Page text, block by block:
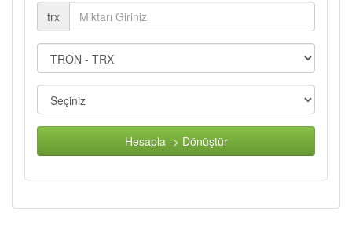
trx
Hesapla -> Dönüştür